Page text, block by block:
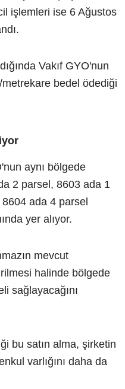
işlemleri ise 6 Ağustos
Vakıf GYO'nun
bedel ödediği
aynı bölgede
2 parsel, 8603 ada 1
ada 4 parsel
yer alıyor.
mevcut
halinde bölgede
sağlayacağını
bu satın alma, şirketin
varlığını daha da